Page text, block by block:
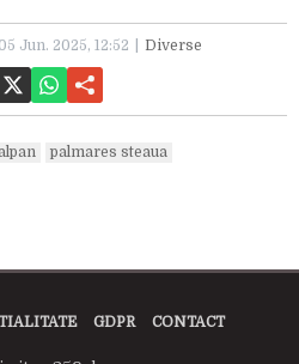
05 Jun. 2025, 12:52 Diverse
palmares steaua
GDPR CONTACT